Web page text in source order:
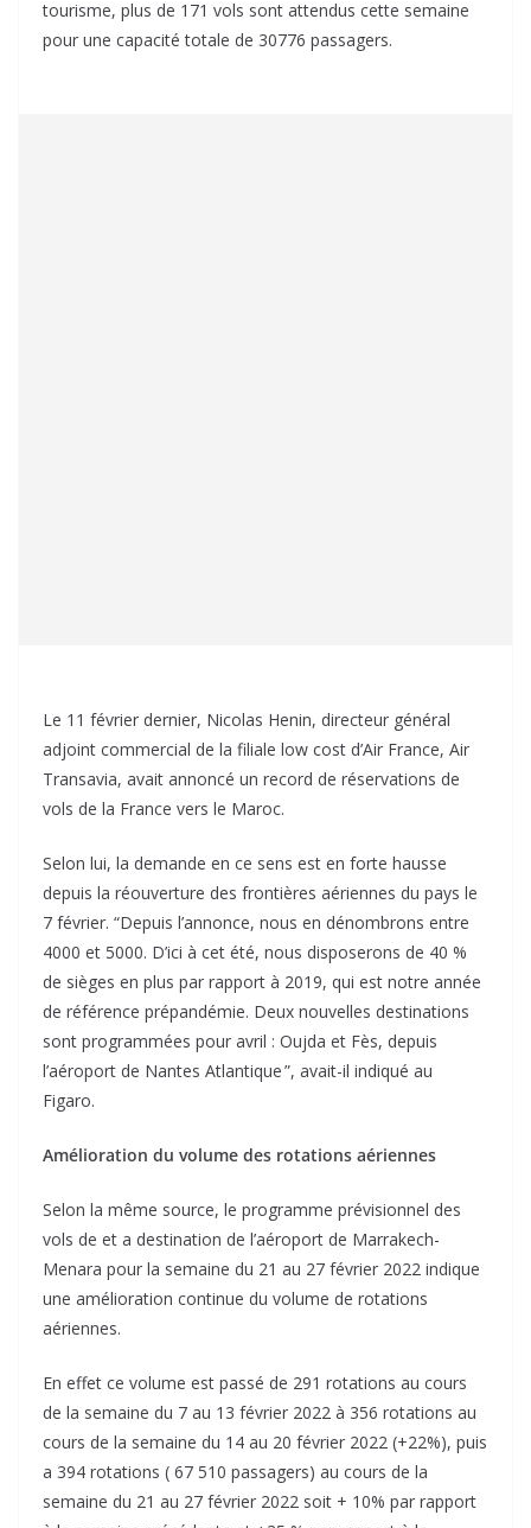
tourisme, plus de 171 vols sont attendus cette semaine
pour une capacité totale de 30776 passagers.
Le 11 février dernier, Nicolas Henin, directeur général
adjoint commercial de la filiale low cost d’Air France, Air
Transavia, avait annoncé un record de réservations de
vols de la France vers le Maroc.
Selon lui, la demande en ce sens est en forte hausse
depuis la réouverture des frontières aériennes du pays le
7 février. “Depuis l’annonce, nous en dénombrons entre
4000 et 5000. D’ici à cet été, nous disposerons de 40 %
de sièges en plus par rapport à 2019, qui est notre année
de référence prépandémie. Deux nouvelles destinations
sont programmées pour avril : Oujda et Fès, depuis
l’aéroport de Nantes Atlantique ”, avait-il indiqué au
Figaro.
Amélioration du volume des rotations aériennes
Selon la même source, le programme prévisionnel des
vols de et a destination de l’aéroport de Marrakech-
Menara pour la semaine du 21 au 27 février 2022 indique
une amélioration continue du volume de rotations
aériennes.
En effet ce volume est passé de 291 rotations au cours
de la semaine du 7 au 13 février 2022 à 356 rotations au
cours de la semaine du 14 au 20 février 2022 (+22%), puis
a 394 rotations ( 67 510 passagers) au cours de la
semaine du 21 au 27 février 2022 soit + 10% par rapport